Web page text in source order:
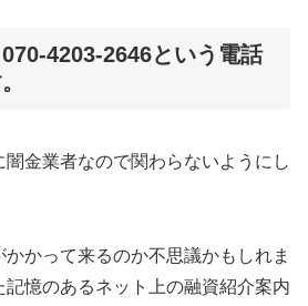
4203-2646という電話
金業者なので関わらないようにし
かって来るのか不思議かもしれま
憶のあるネット上の融資紹介案内